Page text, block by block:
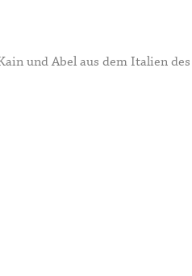
und Abel aus dem Italien